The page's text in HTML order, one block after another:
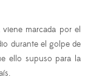
marcada por el
durante el golpe de
ello supuso para la